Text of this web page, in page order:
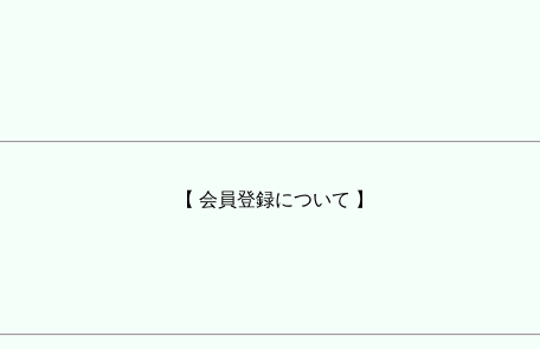
【 会員登録について 】